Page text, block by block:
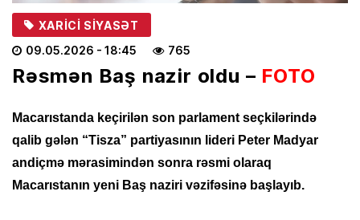
XARICI SIYASƏT
09.05.2026 - 18:45 765
Rəsmən Baş nazir oldu – FOTO
Macarıstanda keçirilən son parlament seçkilərində
qalib gələn “Tisza” partiyasının lideri Peter Madyar
andiçmə mərasimindən sonra rəsmi olaraq
Macarıstanın yeni Baş naziri vəzifəsinə başlayıb.